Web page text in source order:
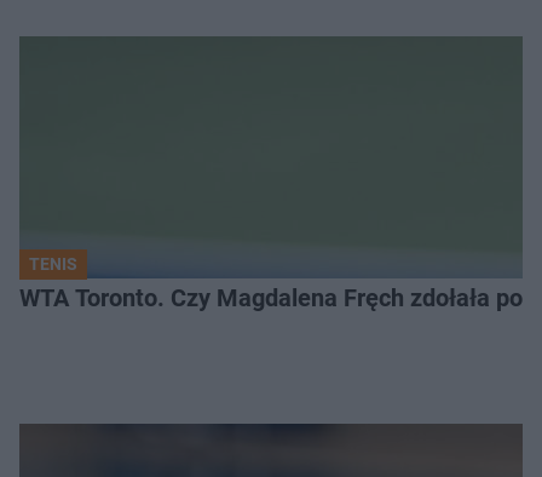
TENIS
WTA Toronto. Czy Magdalena Fręch zdołała